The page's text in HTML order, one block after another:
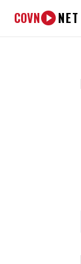
COVN NET